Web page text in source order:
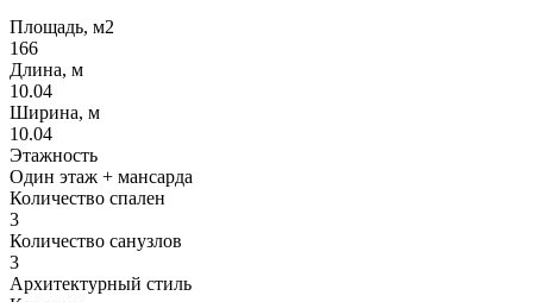
Площадь, м2
166
Длина, м
10.04
Ширина, м
10.04
Этажность
Один этаж + мансарда
Количество спален
3
Количество санузлов
3
Архитектурный стиль